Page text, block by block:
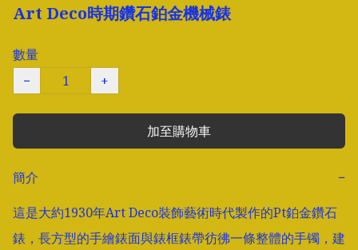
Art Deco時期鑽石鉑金機械錶
數量
−
+
加至購物車
簡介
−
這是大約1930年Art Deco裝飾藝術時代製作的Pt鉑金鑽石
錶，長方型的手繪錶面與錶框錶帶彷彿一條整體的手镯，建